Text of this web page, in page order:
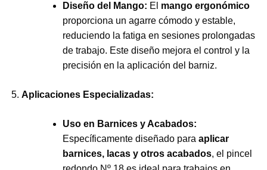
Diseño del Mango: El mango ergonómico
proporciona un agarre cómodo y estable,
reduciendo la fatiga en sesiones prolongadas
de trabajo. Este diseño mejora el control y la
precisión en la aplicación del barniz.
Aplicaciones Especializadas:
Uso en Barnices y Acabados:
Específicamente diseñado para aplicar
barnices, lacas y otros acabados, el pincel